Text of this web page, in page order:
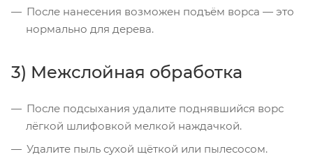
После нанесения возможен подъём ворса — это
нормально для дерева.
3) Межслойная обработка
После подсыхания удалите поднявшийся ворс
лёгкой шлифовкой мелкой наждачкой.
Удалите пыль сухой щёткой или пылесосом.